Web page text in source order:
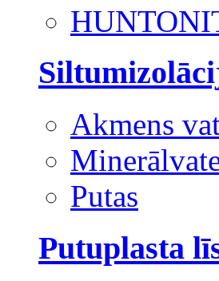
Akmens
Putas
Putuplasta